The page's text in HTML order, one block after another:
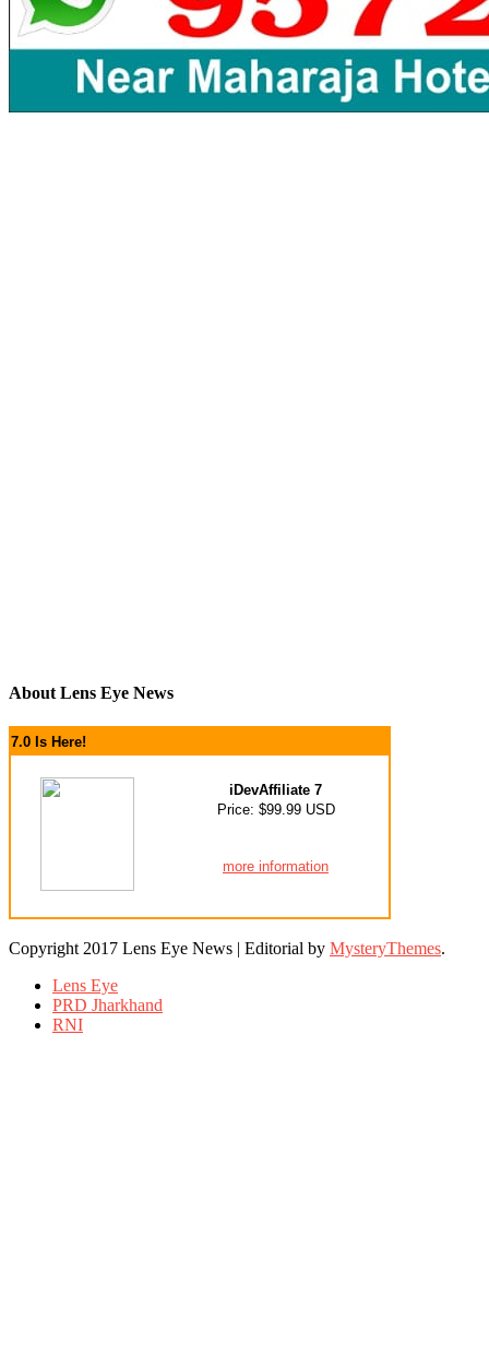
About Lens Eye News
7.0 Is Here!
iDevAffiliate 7
Price: $99.99 USD
more information
Copyright 2017 Lens Eye News | Editorial by MysteryThemes.
Lens Eye
PRD Jharkhand
RNI